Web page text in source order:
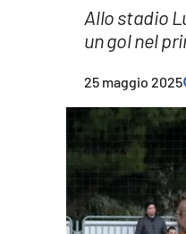
Allo stadio
un gol nel
25 maggio 2025